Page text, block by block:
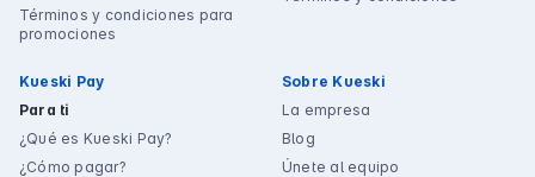
Términos y condiciones para
promociones
Kueski Pay
Para ti
¿Qué es Kueski Pay?
¿Cómo pagar?
Sobre Kueski
La empresa
Blog
Únete al equipo